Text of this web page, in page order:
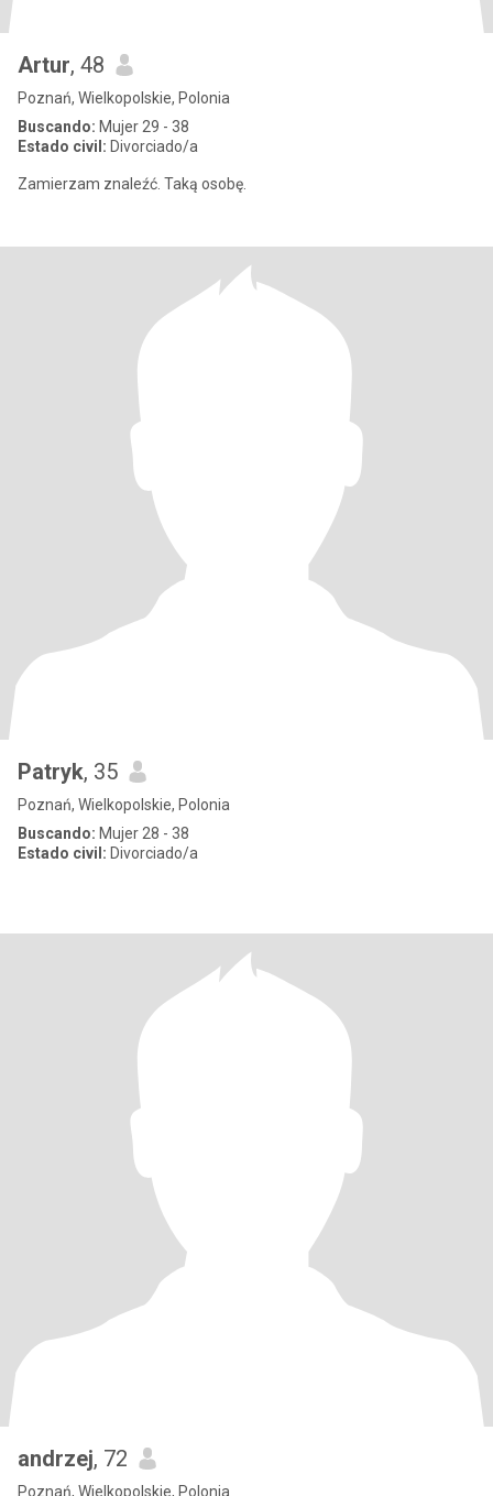
Artur, 48
Poznań, Wielkopolskie, Polonia
Buscando: Mujer 29 - 38
Estado civil: Divorciado/a
Zamierzam znaleźć. Taką osobę.
Patryk, 35
Poznań, Wielkopolskie, Polonia
Buscando: Mujer 28 - 38
Estado civil: Divorciado/a
andrzej, 72
Poznań, Wielkopolskie, Polonia